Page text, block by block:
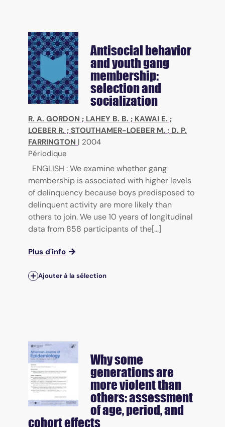
Antisocial behavior
and youth gang
membership:
selection and
socialization
R. A. GORDON ; LAHEY B. B. ; KAWAI E. ;
LOEBER R. ; STOUTHAMER-LOEBER M. ; D. P.
FARRINGTON | 2004
Périodique
ENGLISH : We examine whether gang
membership is associated with higher levels
of delinquency because boys predisposed to
delinquent activity are more likely than
others to join. We use 10 years of longitudinal
data from 858 participants of the[...]
Plus d'info
Ajouter à la sélection
Why some
generations are
more violent than
others: assessment
of age, period, and
cohort effects